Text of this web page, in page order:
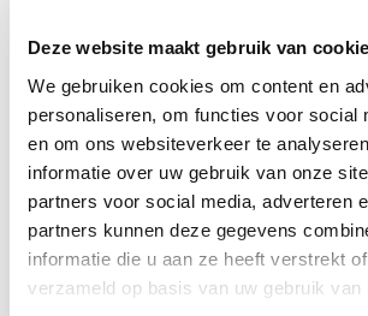
Deze website maakt gebruik van
We gebruiken cookies om content en
personaliseren, om functies voor social
en om ons websiteverkeer te
informatie over uw gebruik van onze
partners voor social media, adverteren
partners kunnen deze gegevens
informatie die u aan ze heeft verstrekt
verzameld op basis van uw gebruik van
Daktrimschroef RVS A2 4,5 x
log in voor prijs
Vraag een vrijblijvende offerte aan!
Laagste prijs in Nederland én België!
Vrijblijvend adviesdoor onze
Bezorgd op werkdagen binnen 48 uur